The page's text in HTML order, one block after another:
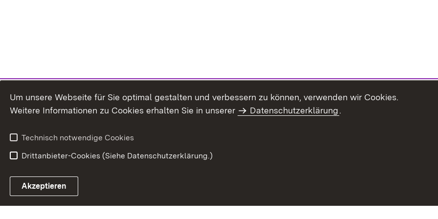
Um unsere Webseite für Sie optimal gestalten und verbessern zu können, verwenden wir Cookies.
Weitere Informationen zu Cookies erhalten Sie in unserer
Datenschutzerklärung.
Technisch notwendige Cookies
Drittanbieter-Cookies (Siehe Datenschutzerklärung.)
Akzeptieren